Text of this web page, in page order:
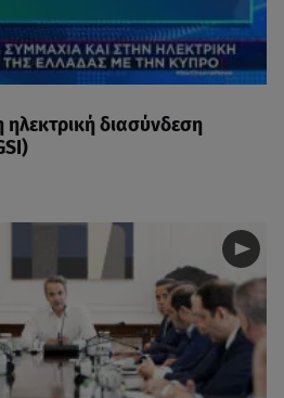
ηλεκτρική διασύνδεση